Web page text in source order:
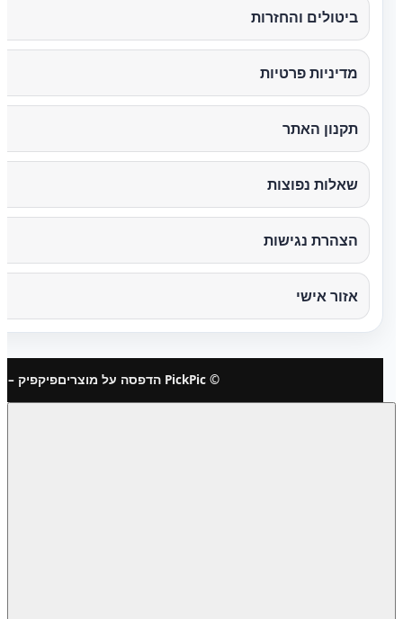
ביטולים והחזרות
מדיניות פרטיות
תקנון האתר
שאלות נפוצות
הצהרת נגישות
אזור אישי
© PickPic הדפסה על מוצרים פיקפיק –